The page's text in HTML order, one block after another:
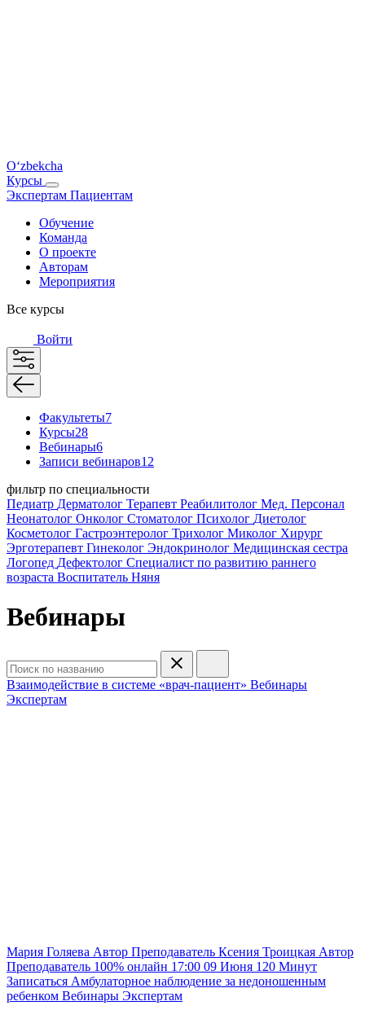
O‘zbekcha
Курсы
Экспертам Пациентам
Обучение
Команда
О проекте
Авторам
Мероприятия
Все курсы
Войти
Факультеты7
Курсы28
Вебинары6
Записи вебинаров12
фильтр по специальности
Педиатр Дерматолог Терапевт Реабилитолог Мед. Персонал
Неонатолог Онколог Стоматолог Психолог Диетолог
Косметолог Гастроэнтеролог Трихолог Миколог Хирург
Эрготерапевт Гинеколог Эндокринолог Медицинская сестра
Логопед Дефектолог Специалист по развитию раннего
возраста Воспитатель Няня
Вебинары
Взаимодействие в системе «врач-пациент» Вебинары
Экспертам
Мария Голяева Автор Преподаватель Ксения Троицкая Автор
Преподаватель 100% онлайн 17:00 09 Июня 120 Минут
Записаться Амбулаторное наблюдение за недоношенным
ребенком Вебинары Экспертам